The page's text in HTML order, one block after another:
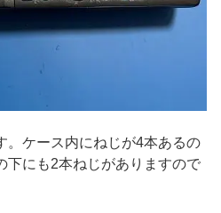
。ケース内にねじが4本あるの
下にも2本ねじがありますので